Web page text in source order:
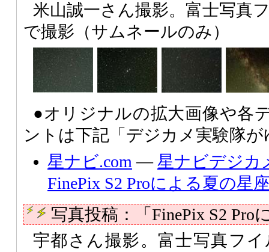
米山誠一さん撮影。富士写真
で撮影（サムネールのみ）
●オリジナルの拡大画像や各
ントは下記「デジカメ実験隊
星ナビ.com―星ナビデジカ
FinePix S2 Proによる夏の星
写真投稿：「FinePix S2 Pro
宇都さん撮影。富士写真フイ